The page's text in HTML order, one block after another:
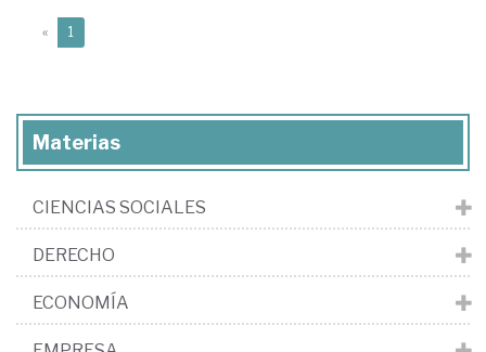
« 1
Materias
CIENCIAS SOCIALES
DERECHO
ECONOMÍA